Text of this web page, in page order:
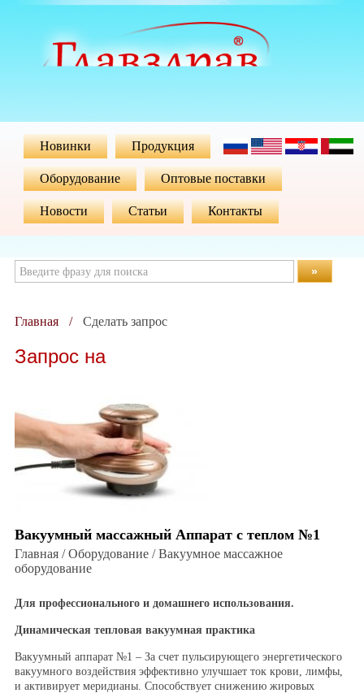
Новинки Продукция
Оборудование Оптовые поставки
Новости Статьи Контакты
»
Главная Сделать запрос
Запрос на
Вакуумный массажный Аппарат с теплом №1
Главная / Оборудование / Вакуумное массажное
оборудование
Для профессионального и домашнего использования.
Динамическая тепловая вакуумная практика
Вакуумный аппарат №1 – За счет пульсирующего энергетического
вакуумного воздействия эффективно улучшает ток крови, лимфы,
и активирует меридианы. Способствует снижению жировых